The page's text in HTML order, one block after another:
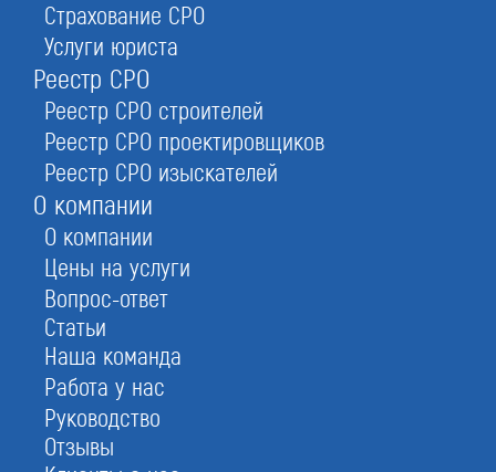
Страхование СРО
Услуги юриста
Реестр СРО
Реестр СРО строителей
Реестр СРО проектировщиков
Реестр СРО изыскателей
О компании
О компании
Цены на услуги
Вопрос-ответ
Статьи
Наша команда
Работа у нас
Руководство
Отзывы
организации из Единого государственного
реестра юридических лиц (ЕГРЮЛ).
Способы ликвидации ООО в
Электростали
Добровольная ликвидация (по решению
учредителей юридического лица);
Принудительная ликвидация (по решению суда);
Ликвидация путем присоединения.